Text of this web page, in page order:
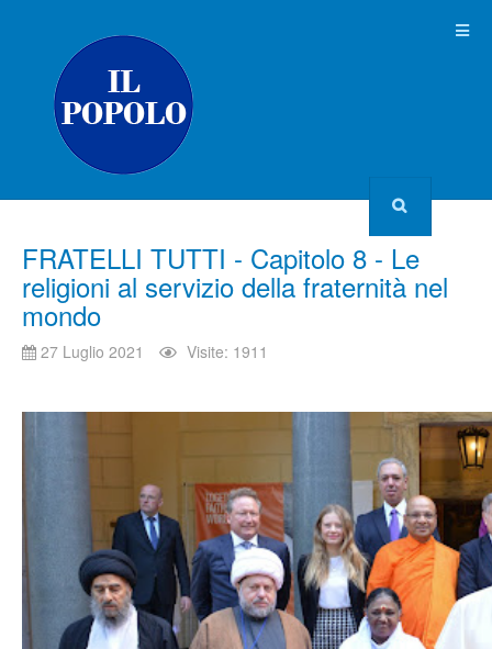
FRATELLI TUTTI - Capitolo 8 - Le
religioni al servizio della fraternità nel
mondo
27 Luglio 2021 Visite: 1911